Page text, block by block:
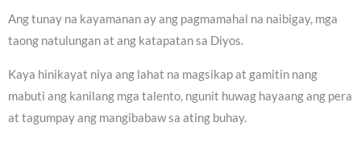
Ang tunay na kayamanan ay ang pagmamahal na naibigay, mga
taong natulungan at ang katapatan sa Diyos.
Kaya hinikayat niya ang lahat na magsikap at gamitin nang
mabuti ang kanilang mga talento, ngunit huwag hayaang ang pera
at tagumpay ang mangibabaw sa ating buhay.